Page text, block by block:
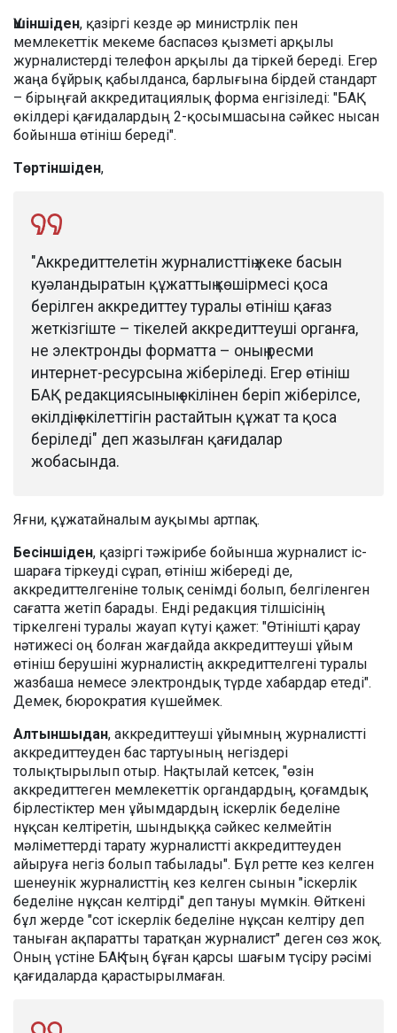
Үшіншіден, қазіргі кезде әр министрлік пен
мемлекеттік мекеме баспасөз қызметі арқылы
журналистерді телефон арқылы да тіркей береді. Егер
жаңа бұйрық қабылданса, барлығына бірдей стандарт
– бірыңғай аккредитациялық форма енгізіледі: "БАҚ
өкілдері қағидалардың 2-қосымшасына сәйкес нысан
бойынша өтініш береді".
Төртіншіден,
"Аккредиттелетін журналисттің жеке басын
куәландыратын құжаттың көшірмесі қоса
берілген аккредиттеу туралы өтініш қағаз
жеткізгіште – тікелей аккредиттеуші органға,
не электронды форматта – оның ресми
интернет-ресурсына жіберіледі. Егер өтініш
БАҚ редакциясының өкілінен беріп жіберілсе,
өкілдің өкілеттігін растайтын құжат та қоса
беріледі" деп жазылған қағидалар
жобасында.
Яғни, құжатайналым ауқымы артпақ.
Бесіншіден, қазіргі тәжірибе бойынша журналист іс-
шараға тіркеуді сұрап, өтініш жібереді де,
аккредиттелгеніне толық сенімді болып, белгіленген
сағатта жетіп барады. Енді редакция тілшісінің
тіркелгені туралы жауап күтуі қажет: "Өтінішті қарау
нәтижесі оң болған жағдайда аккредиттеуші ұйым
өтініш берушіні журналистің аккредиттелгені туралы
жазбаша немесе электрондық түрде хабардар етеді".
Демек, бюрократия күшеймек.
Алтыншыдан, аккредиттеуші ұйымның журналистті
аккредиттеуден бас тартуының негіздері
толықтырылып отыр. Нақтылай кетсек, "өзін
аккредиттеген мемлекеттік органдардың, қоғамдық
бірлестіктер мен ұйымдардың іскерлік беделіне
нұқсан келтіретін, шындыққа сәйкес келмейтін
мәліметтерді тарату журналистті аккредиттеуден
айыруға негіз болып табылады". Бұл ретте кез келген
шенеунік журналисттің кез келген сынын "іскерлік
беделіне нұқсан келтірді" деп тануы мүмкін. Өйткені
бұл жерде "сот іскерлік беделіне нұқсан келтіру деп
таныған ақпаратты таратқан журналист" деген сөз жоқ.
Оның үстіне БАҚ-тың бұған қарсы шағым түсіру рәсімі
қағидаларда қарастырылмаған.